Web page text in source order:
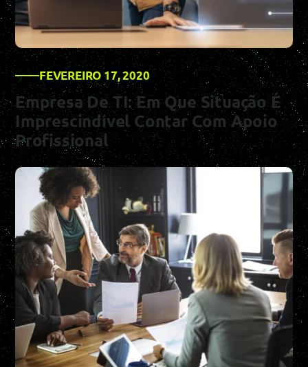
FEVEREIRO 17, 2020
Empresa De TI: Em Que Situação É
Imprescindível Contar Com Apoio
Profissional